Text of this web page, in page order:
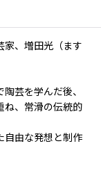
家、増田光（ます
芸を学んだ後、
ね、常滑の伝統的
自由な発想と制作